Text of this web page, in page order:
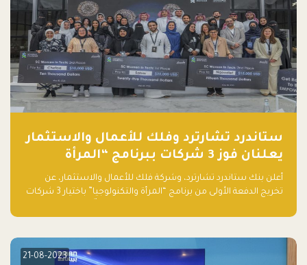
ستاندرد تشارترد وفلك للأعمال والاستثمار
يعلنان فوز 3 شركات ببرنامج “المرأة
والتكنولوجيا”
أعلن بنك ستاندرد تشارترد، وشركة فلك للأعمال والاستثمار، عن
تخريج الدفعة الأولى من برنامج “المرأة والتكنولوجيا” باختيار 3 شركات
الأعمال، اللواتي خضعن لبرنامج حاضنة مدته 8 أسابيع، أفكاراً مبتكرة
21-08-2023